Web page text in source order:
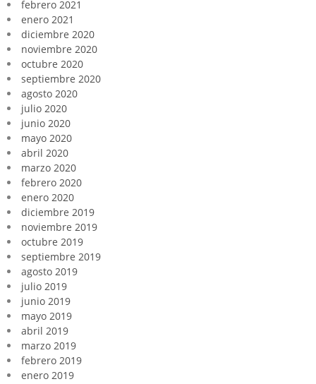
febrero 2021
enero 2021
diciembre 2020
noviembre 2020
octubre 2020
septiembre 2020
agosto 2020
julio 2020
junio 2020
mayo 2020
abril 2020
marzo 2020
febrero 2020
enero 2020
diciembre 2019
noviembre 2019
octubre 2019
septiembre 2019
agosto 2019
julio 2019
junio 2019
mayo 2019
abril 2019
marzo 2019
febrero 2019
enero 2019